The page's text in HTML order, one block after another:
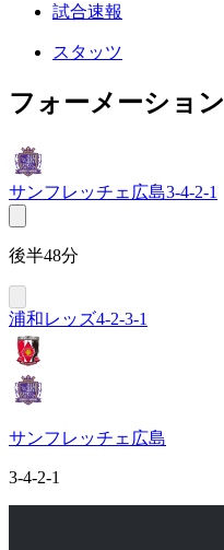
試合速報
スタッツ
フォーメーション
サンフレッチェ広島3-4-2-1
後半48分
浦和レッズ4-2-3-1
サンフレッチェ広島
3-4-2-1